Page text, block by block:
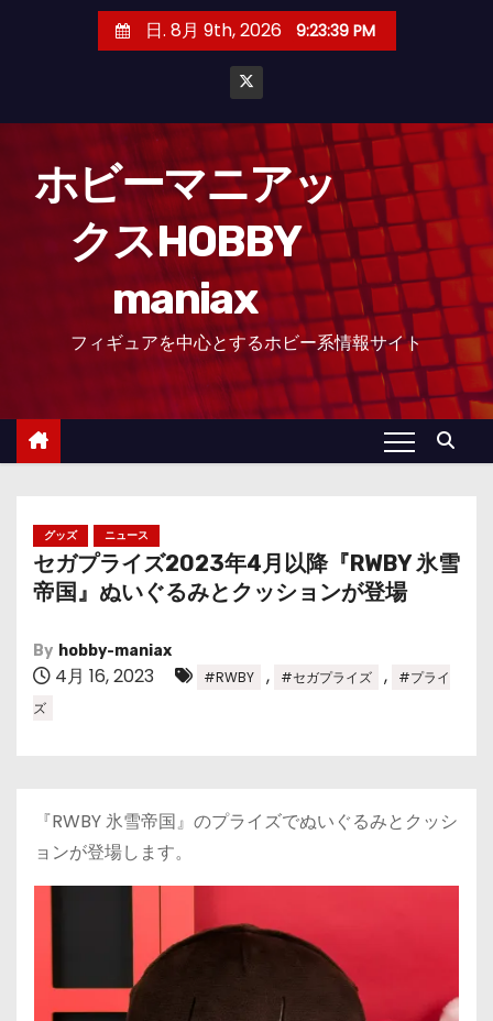
日. 8月 9th, 2026 9:23:40 PM
ホビーマニアッ
クスHOBBY
maniax
フィギュアを中心とするホビー系情報サイト
グッズ ニュース
セガプライズ2023年4月以降『RWBY 氷雪
帝国』ぬいぐるみとクッションが登場
By hobby-maniax
4月 16, 2023 #RWBY , #セガプライズ ,
#プライ
ズ
『RWBY 氷雪帝国』のプライズでぬいぐるみとクッシ
ョンが登場します。